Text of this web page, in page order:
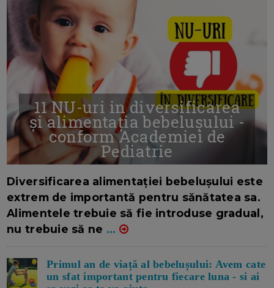
11 NU-uri in diversificarea
și alimentația bebelușului -
conform Academiei de
Pediatrie
Diversificarea alimentației bebelușului este
extrem de importantă pentru sănătatea sa.
Alimentele trebuie să fie introduse gradual,
nu trebuie să ne ...
Primul an de viață al bebelușului: Avem cate
un sfat important pentru fiecare luna - si ai